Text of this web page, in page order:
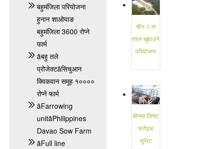
बहुमंजिला परियोजना
हुनान शाओयाङ
बहुमंजिला 3600 रोप्ने
फार्म
ãबहु तले
प्रोजेक्टãसिचुआन
क्विकवान समूह १००००
रोप्ने फार्म
ãFarrowing
unitãPhilippines
Davao Sow Farm
ãFull line
चीन-२ मा
तरल खुवाउने
परियोजना
चीनमा लिफ्ट
फरोइङ
युनिट